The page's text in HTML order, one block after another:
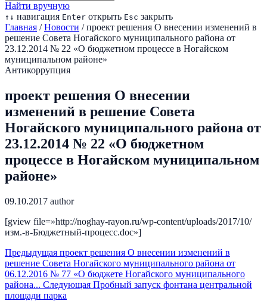
Найти вручную
↑ ↓ навигация Enter открыть Esc закрыть
Главная / Новости / проект решения О внесении изменений в
решение Совета Ногайского муниципального района от
23.12.2014 № 22 «О бюджетном процессе в Ногайском
муниципальном районе»
Антикоррупция
проект решения О внесении
изменений в решение Совета
Ногайского муниципального района от
23.12.2014 № 22 «О бюджетном
процессе в Ногайском муниципальном
районе»
09.10.2017 author
[gview file=»http://noghay-rayon.ru/wp-content/uploads/2017/10/
изм.-в-Бюджетный-процесс.doc»]
Предыдущая проект решения О внесении изменений в
решение Совета Ногайского муниципального района от
06.12.2016 № 77 «О бюджете Ногайского муниципального
района... Следующая Пробный запуск фонтана центральной
площади парка